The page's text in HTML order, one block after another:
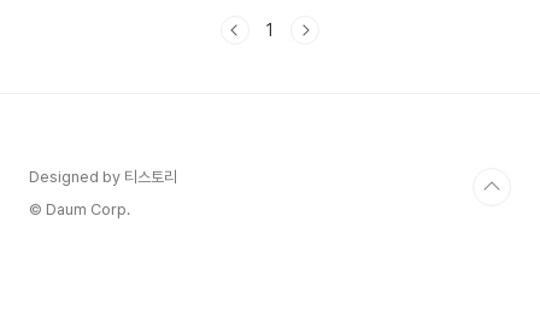
해야 하니, 이왕이면 에너지 효율이 좋은 제품을 고르고 싶잖아요. 근데 이 고효
1
Designed by 티스토리
© Daum Corp.